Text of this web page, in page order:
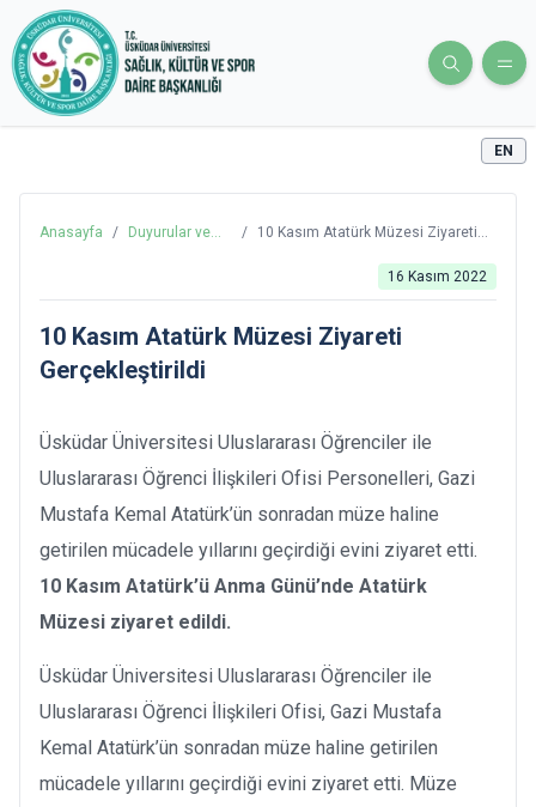
EN
Anasayfa /
Duyurular ve
/
10 Kasım Atatürk Müzesi Ziyareti
16 Kasım 2022
10 Kasım Atatürk Müzesi Ziyareti
Gerçekleştirildi
Üsküdar Üniversitesi Uluslararası Öğrenciler ile
Uluslararası Öğrenci İlişkileri Ofisi Personelleri, Gazi
Mustafa Kemal Atatürk’ün sonradan müze haline
getirilen mücadele yıllarını geçirdiği evini ziyaret etti.
10 Kasım Atatürk’ü Anma Günü’nde Atatürk
Müzesi ziyaret edildi.
Üsküdar Üniversitesi Uluslararası Öğrenciler ile
Uluslararası Öğrenci İlişkileri Ofisi, Gazi Mustafa
Kemal Atatürk’ün sonradan müze haline getirilen
mücadele yıllarını geçirdiği evini ziyaret etti. Müze